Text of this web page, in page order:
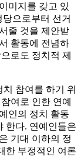
미지를 갖고 있
으로부터 선거
줄 것을 제안받
활동에 전념하
로도 정치적 제
참여를 하기 위
여로 인한 연예
인의 정치 활동
한다. 연예인들은
기대 이하의 정
한 부정적인 여론